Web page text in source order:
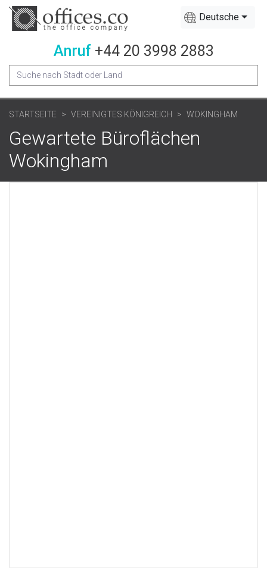
Deutsche
Anruf +44 20 3998 2883
STARTSEITE VEREINIGTES KÖNIGREICH WOKINGHAM
Gewartete Büroflächen
Wokingham